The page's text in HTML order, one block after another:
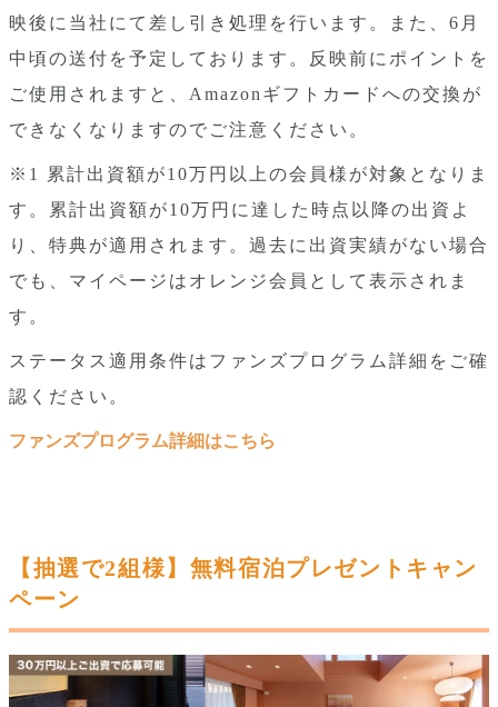
映後に当社にて差し引き処理を行います。また、6月
中頃の送付を予定しております。反映前にポイントを
ご使用されますと、Amazonギフトカードへの交換が
できなくなりますのでご注意ください。
※1 累計出資額が10万円以上の会員様が対象となりま
す。累計出資額が10万円に達した時点以降の出資よ
り、特典が適用されます。過去に出資実績がない場合
でも、マイページはオレンジ会員として表示されま
す。
ステータス適用条件はファンズプログラム詳細をご確
認ください。
ファンズプログラム詳細はこちら
【抽選で2組様】無料宿泊プレゼントキャン
ペーン